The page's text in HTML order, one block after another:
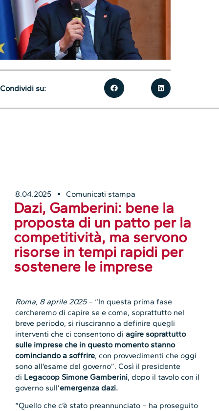
8.04.2025 Comunicati stampa
Dazi, Gamberini: bene la
proposta di un patto per la
competitività, ma servono
risorse in tempi rapidi per
sostenere le imprese
Roma, 8 aprile 2025– “In questa prima fase
cercheremo di capire se e come, soprattutto nel
breve periodo, si riusciranno a definire quegli
interventi che ci consentono diagire soprattutto
sulle imprese che in questo momento stanno
cominciando a soffrire, con provvedimenti che oggi
sono all’esame del governo”. Così il presidente
di Legacoop Simone Gamberini, dopo il tavolo con il
governo sull’emergenza dazi.
“Quello che c’è stato preannunciato – ha proseguito
Condividi su: